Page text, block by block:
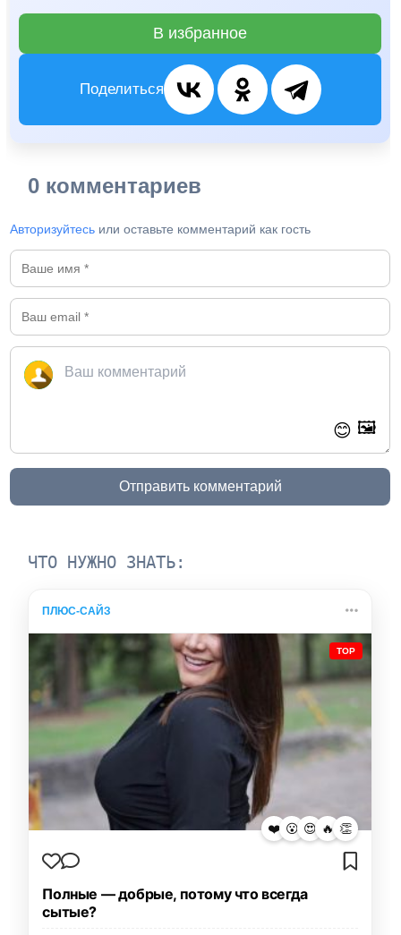
В избранное
Поделиться
0 комментариев
Авторизуйтесь или оставьте комментарий как гость
😊 🖼️
Отправить комментарий
ЧТО НУЖНО ЗНАТЬ:
ПЛЮС-САЙЗ
TOP
❤️ 😮 😍 🔥 👏
Полные — добрые, потому что всегда
сытые?